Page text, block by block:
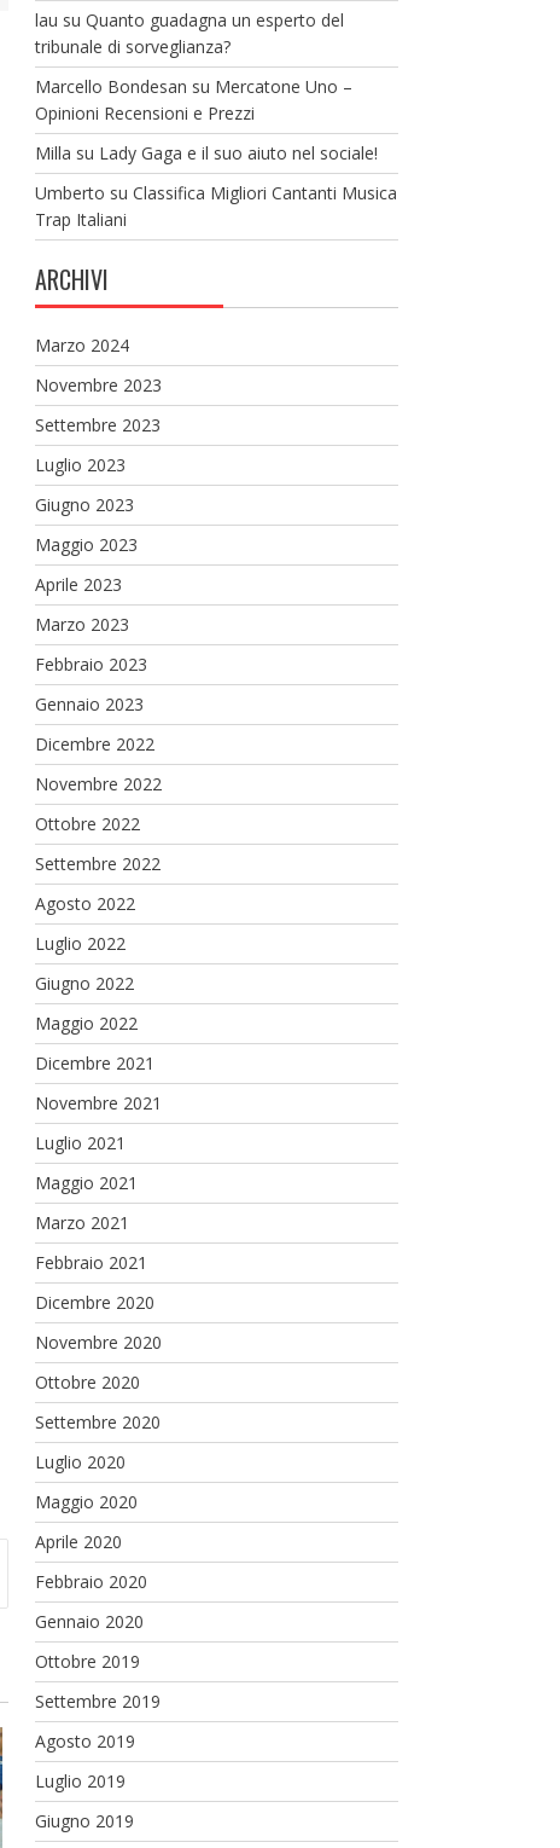
lau su Quanto guadagna un esperto del
tribunale di sorveglianza?
Marcello Bondesan su Mercatone Uno –
Opinioni Recensioni e Prezzi
Milla su Lady Gaga e il suo aiuto nel sociale!
Umberto su Classifica Migliori Cantanti Musica
Trap Italiani
ARCHIVI
Marzo 2024
Novembre 2023
Settembre 2023
Luglio 2023
Giugno 2023
Maggio 2023
Aprile 2023
Marzo 2023
Febbraio 2023
Gennaio 2023
Dicembre 2022
Novembre 2022
Ottobre 2022
Settembre 2022
Agosto 2022
Luglio 2022
Giugno 2022
Maggio 2022
Dicembre 2021
Novembre 2021
Luglio 2021
Maggio 2021
Marzo 2021
Febbraio 2021
Dicembre 2020
Novembre 2020
Ottobre 2020
Settembre 2020
Luglio 2020
Maggio 2020
Aprile 2020
Febbraio 2020
Gennaio 2020
Ottobre 2019
Settembre 2019
Agosto 2019
Luglio 2019
Giugno 2019